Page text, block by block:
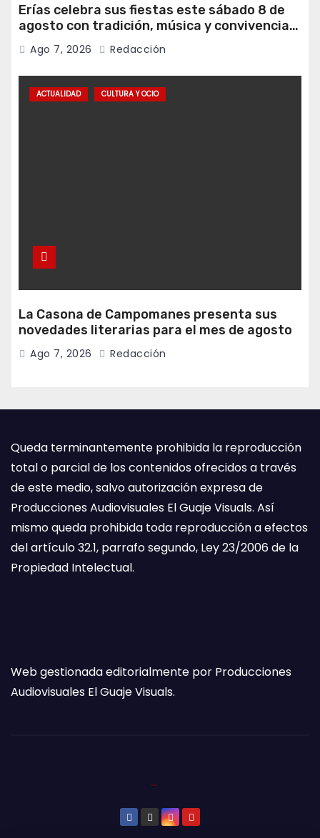
Erías celebra sus fiestas este sábado 8 de
agosto con tradición, música y convivencia
vecinal
Ago 7, 2026 Redacción
ACTUALIDAD CULTURA Y OCIO
La Casona de Campomanes presenta sus
novedades literarias para el mes de agosto
Ago 7, 2026 Redacción
Queda terminantemente prohibida la reproducción
total o parcial de los contenidos ofrecidos a través
de este medio, salvo autorización expresa de
Producciones Audiovisuales El Guaje Visuals. Así
mismo queda prohibida toda reproducción a efectos
del artículo 32.1, parrafo segundo, Ley 23/2006 de la
Propiedad Intelectual.
Web gestionada editorialmente por Producciones
Audiovisuales El Guaje Visuals.